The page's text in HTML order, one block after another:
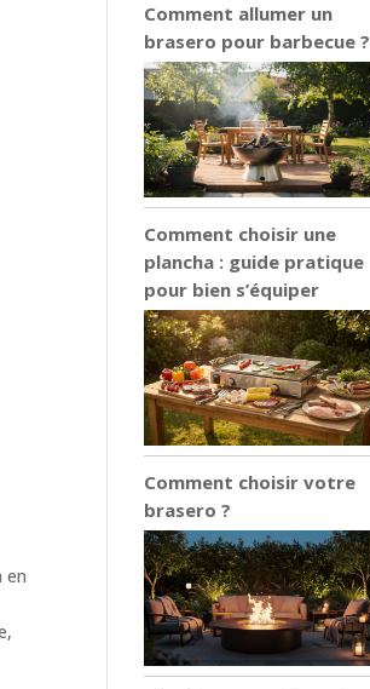
en
Comment allumer un
brasero pour barbecue ?
Comment choisir une
plancha : guide pratique
pour bien s’équiper
Comment choisir votre
brasero ?